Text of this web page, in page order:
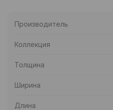
Производитель
Коллекция
Толщина
Ширина
Длина